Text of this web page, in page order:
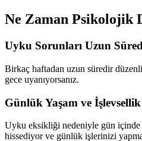
Ne Zaman Psikolojik
Uyku Sorunları Uzun
Birkaç haftadan uzun süredir
gece uyanıyorsanız.
Günlük Yaşam ve
Uyku eksikliği nedeniyle gün içinde
hissediyor ve günlük işlerinizi